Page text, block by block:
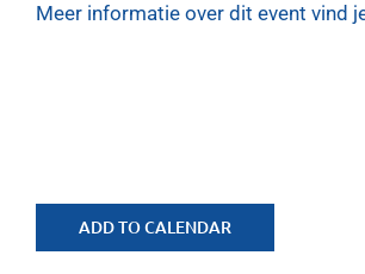
Meer informatie over dit event vind
ADD TO CALENDAR